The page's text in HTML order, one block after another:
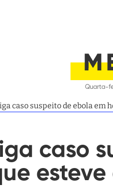
Quarta-
caso suspeito de ebola em
caso